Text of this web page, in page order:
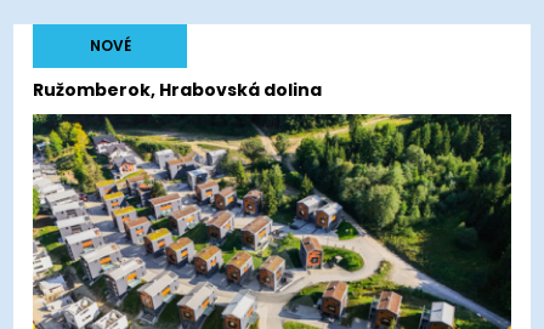
Ružomberok, Hrabovská dolina
NOVÉ